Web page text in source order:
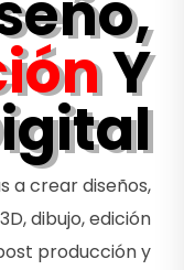
Y
a crear diseños,
dibujo, edición
producción y